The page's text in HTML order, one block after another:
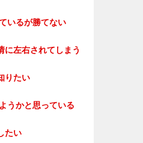
いるが勝てない
に左右されてしまう
りたい
うかと思っている
たい